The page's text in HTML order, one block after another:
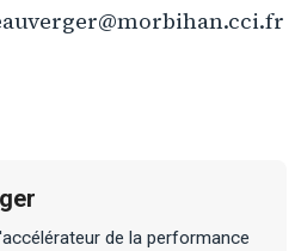
de la performance